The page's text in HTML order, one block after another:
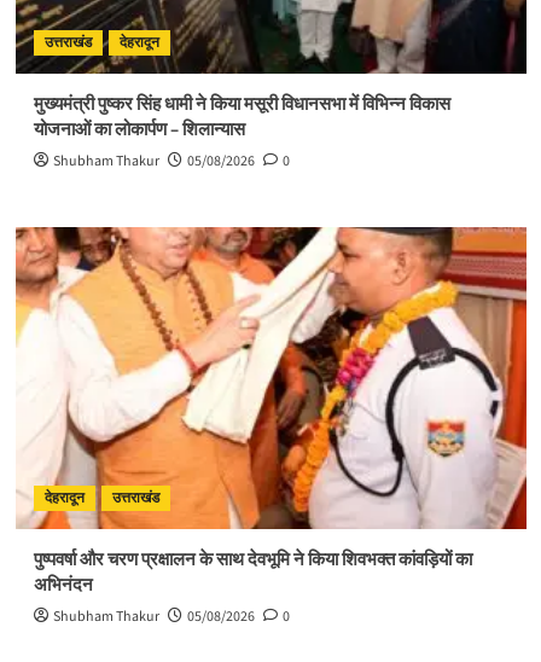
उत्तराखंड देहरादून
मुख्यमंत्री पुष्कर सिंह धामी ने किया मसूरी विधानसभा में विभिन्न विकास
योजनाओं का लोकार्पण – शिलान्यास
Shubham Thakur 05/08/2026 0
देहरादून उत्तराखंड
पुष्पवर्षा और चरण प्रक्षालन के साथ देवभूमि ने किया शिवभक्त कांवड़ियों का
अभिनंदन
Shubham Thakur 05/08/2026 0